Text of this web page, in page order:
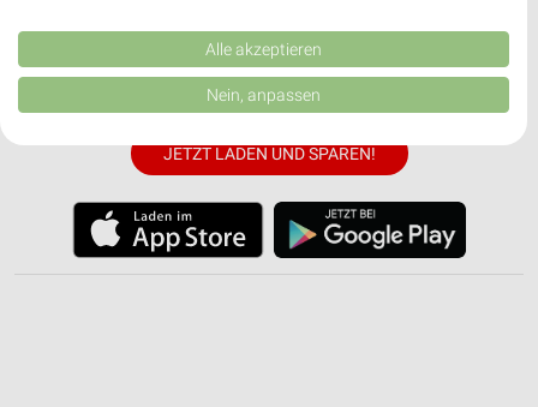
Folge deinem Lieblingshändler
✔Push-Benachrichtigungen bei neuen Prospekten
Einkaufsliste - Einkauf stressfrei planen
JETZT LADEN UND SPAREN!
Kombinationen von Daten aus verschiedenen Quellen. Entwicklung und
Verbesserung der Angebote. Verwendung reduzierter Daten zur Auswahl
von Inhalten.
Daten können außerhalb der Europäischen Union weitergegeben und in die
USA gesendet werden.
Website/App.
Wir nutzen Ihre Daten für folgende Zwecke:
IAB-Verarbeitungszwecke:
Alle akzeptieren
Nein, anpassen